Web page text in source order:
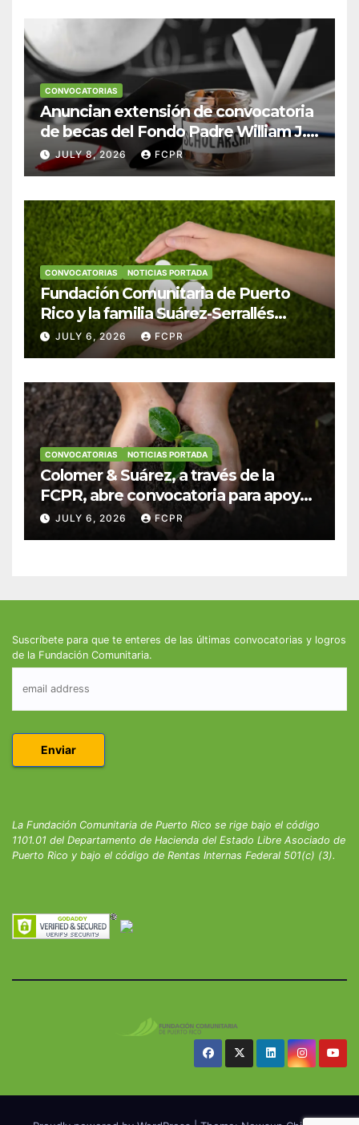
CONVOCATORIAS
Anuncian extensión de convocatoria
de becas del Fondo Padre William J.
Hendricks, SJ para estudiantes del
Colegio San Ignacio
JULY 8, 2026 FCPR
CONVOCATORIAS NOTICIAS PORTADA
Fundación Comunitaria de Puerto
Rico y la familia Suárez-Serrallés
anuncian convocatoria para
fortalecer hogares y albergues
JULY 6, 2026 FCPR
CONVOCATORIAS NOTICIAS PORTADA
Colomer & Suárez, a través de la
FCPR, abre convocatoria para apoyar
proyectos de seguridad alimentaria
JULY 6, 2026 FCPR
Suscríbete para que te enteres de las últimas convocatorias y logros
de la Fundación Comunitaria.
La Fundación Comunitaria de Puerto Rico se rige bajo el código
1101.01 del Departamento de Hacienda del Estado Libre Asociado de
Puerto Rico y bajo el código de Rentas Internas Federal 501(c) (3).